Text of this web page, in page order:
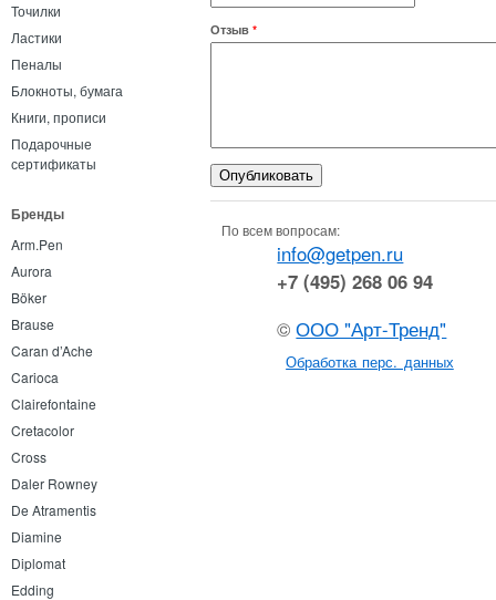
Точилки
Ластики
Пеналы
Блокноты, бумага
Книги, прописи
Подарочные
сертификаты
Бренды
Arm.Pen
Aurora
Böker
Brause
Caran d’Ache
Carioca
Clairefontaine
Cretacolor
Cross
Daler Rowney
De Atramentis
Diamine
Diplomat
Edding
Отзыв *
По всем вопросам:
info@getpen.ru
+7 (495) 268 06 94
©ООО "Арт-Тренд"
Обработка перс. данных